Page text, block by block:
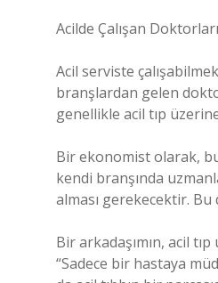
Acilde Çalışan
Acil serviste
branşlardan gelen
genellikle acil tıp
Bir ekonomist olarak,
kendi branşında
alması gerekecektir.
Bir arkadaşımın, acil
“Sadece bir hastaya